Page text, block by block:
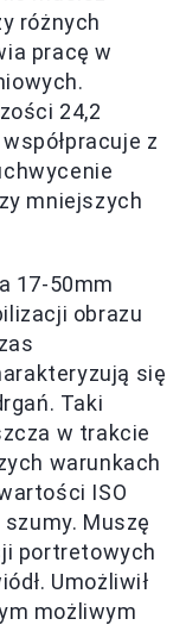
różnych
pracę w
24,2
z
mniejszych
17-50mm
obrazu
się
Taki
w trakcie
warunkach
ISO
Muszę
portretowych
Umożliwił
możliwym